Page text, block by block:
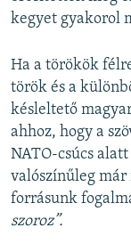
kegyet gyakorol
Ha a törökök
török és a
késleltető
ahhoz, hogy a
NATO-csúcs
valószínűleg már
forrásunk
szoroz”.